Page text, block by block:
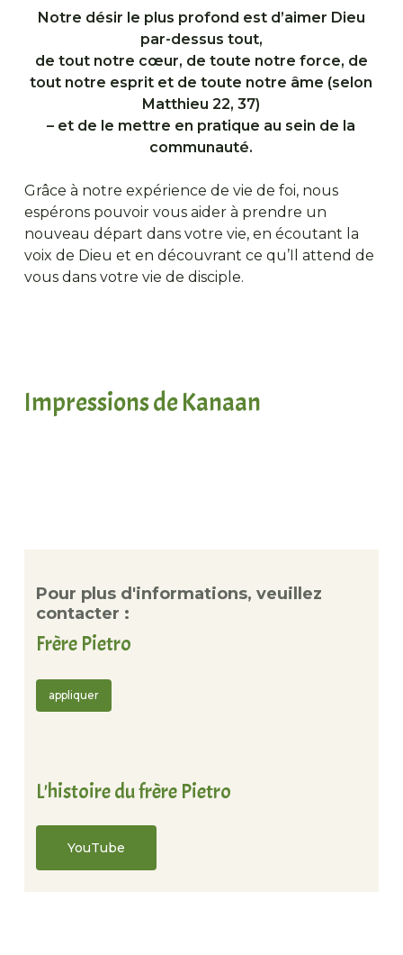
Notre désir le plus profond est d’aimer Dieu
par-dessus tout,
de tout notre cœur, de toute notre force, de
tout notre esprit et de toute notre âme (selon
Matthieu 22, 37)
– et de le mettre en pratique au sein de la
communauté.
Grâce à notre expérience de vie de foi, nous
espérons pouvoir vous aider à prendre un
nouveau départ dans votre vie, en écoutant la
voix de Dieu et en découvrant ce qu’Il attend de
vous dans votre vie de disciple.
Impressions de Kanaan
Pour plus d'informations, veuillez
contacter :
Frère Pietro
appliquer
L'histoire du frère Pietro
YouTube